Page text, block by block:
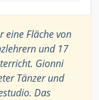
eine Fläche von
und 17
Gionni
Tänzer und
Das